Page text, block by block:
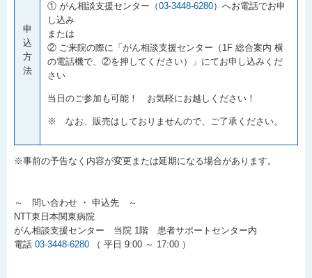
申
込
方
法
① がん相談支援センター（03-3448-6280）へお電話でお申
し込み
または
② ご来院の際に「がん相談支援センター（1F 総合案内 横
の電話機で、②を押してください）」にてお申し込みくだ
さい
当日のご参加も可能！ お気軽にお越しください！
※ なお、販売はしておりませんので、ご了承ください。
※事前の予告なく内容が変更または延期になる場合があります。
～ 問い合わせ ・ 申込先 ～
NTT東日本関東病院
がん相談支援センター 当院 1階 患者サポートセンター内
電話 03-3448-6280 （ 平日 9:00 ～ 17:00 ）